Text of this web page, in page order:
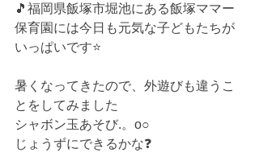
🎵福岡県飯塚市堀池にある飯塚ママー
保育園には今日も元気な子どもたちが
いっぱいです⭐
暑くなってきたので、外遊びも違うこ
とをしてみました
シャボン玉あそび.。o○
じょうずにできるかな❓